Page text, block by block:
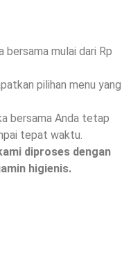
bersama mulai dari Rp
pilihan menu yang
bersama Anda tetap
tepat waktu.
diproses dengan
higienis.